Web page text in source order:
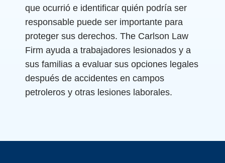
que ocurrió e identificar quién podría ser
responsable puede ser importante para
proteger sus derechos. The Carlson Law
Firm ayuda a trabajadores lesionados y a
sus familias a evaluar sus opciones legales
después de accidentes en campos
petroleros y otras lesiones laborales.